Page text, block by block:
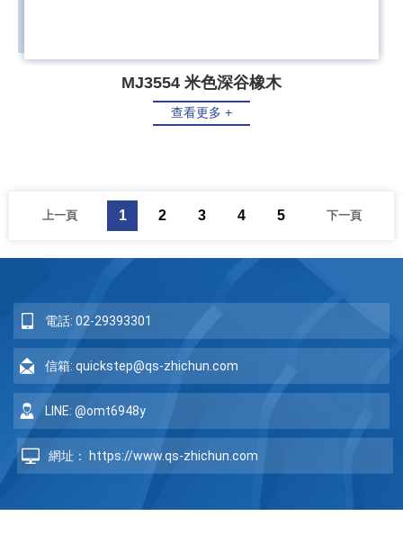
MJ3554 米色深谷橡木
查看更多 +
上一頁 1 2 3 4 5 下一頁
電話: 02-29393301
信箱: quickstep@qs-zhichun.com
LINE: @omt6948y
網址： https://www.qs-zhichun.com